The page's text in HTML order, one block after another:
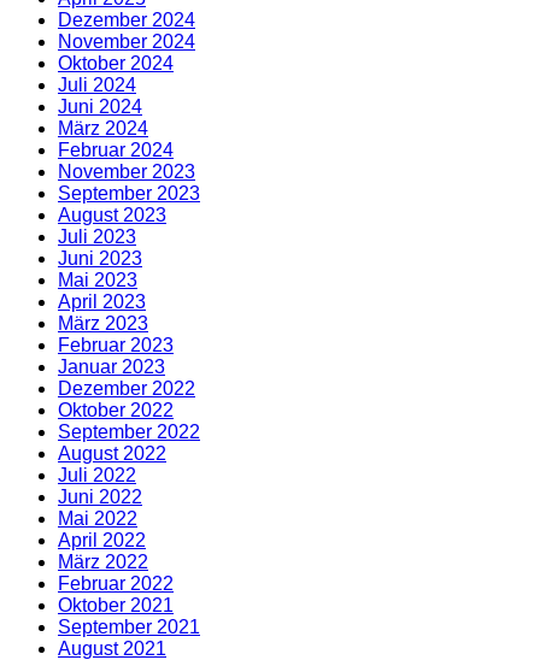
Dezember 2024
November 2024
Oktober 2024
Juli 2024
Juni 2024
März 2024
Februar 2024
November 2023
September 2023
August 2023
Juli 2023
Juni 2023
Mai 2023
April 2023
März 2023
Februar 2023
Januar 2023
Dezember 2022
Oktober 2022
September 2022
August 2022
Juli 2022
Juni 2022
Mai 2022
April 2022
März 2022
Februar 2022
Oktober 2021
September 2021
August 2021